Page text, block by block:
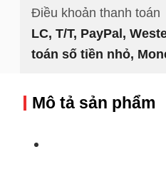
Điều khoản thanh toán
LC, T/T, PayPal,
toán số tiền nhỏ,
Mô tả sản phẩm